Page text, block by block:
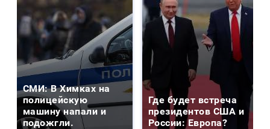
СМИ: В Химках на
полицейскую
машину напали и
подожгли.
Где будет встреча
президентов США и
России: Европа?